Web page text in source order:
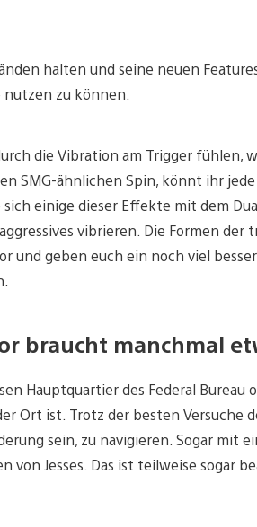
halten und seine neuen
nutzen zu können.
die Vibration am Trigger fühlen,
SMG-ähnlichen Spin, könnt ihr
einige dieser Effekte mit dem
vibrieren. Die Formen
und geben euch ein noch viel
braucht manchmal
Hauptquartier des Federal Bureau
Ort ist. Trotz der besten Versuche
sein, zu navigieren. Sogar mit
von Jesses. Das ist teilweise sogar